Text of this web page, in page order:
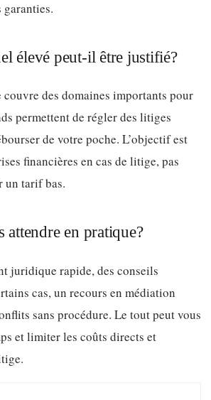
garanties.
élevé peut‑il être justifié?
des domaines importants pour
permettent de régler des litiges
de votre poche. L’objectif est
financières en cas de litige, pas
un tarif bas.
attendre en pratique?
juridique rapide, des conseils
cas, un recours en médiation
sans procédure. Le tout peut vous
et limiter les coûts directs et